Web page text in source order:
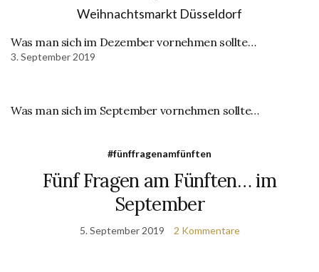
Was man sich im Dezember vornehmen sollte…
3. September 2019
Was man sich im September vornehmen sollte…
#fünffragenamfünften
Fünf Fragen am Fünften… im
September
5. September 2019 2 Kommentare